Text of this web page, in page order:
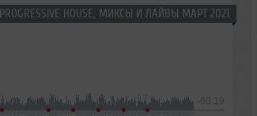
PROGRESSIVE HOUSE, МИКСЫ И ЛАЙВЫ МАРТ 2021
-60:19